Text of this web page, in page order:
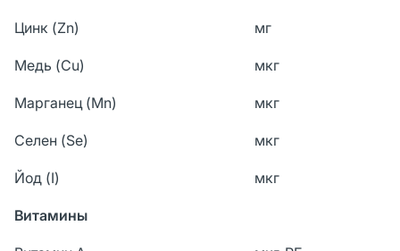
Цинк (Zn) мг
Медь (Cu) мкг
Марганец (Mn) мкг
Селен (Se) мкг
Йод (I) мкг
Витамины